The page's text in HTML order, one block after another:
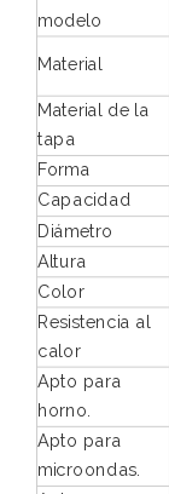
modelo
Material
Material de la
tapa
Forma
Capacidad
Diámetro
Altura
Color
Resistencia al
calor
Apto para
horno.
Apto para
microondas.